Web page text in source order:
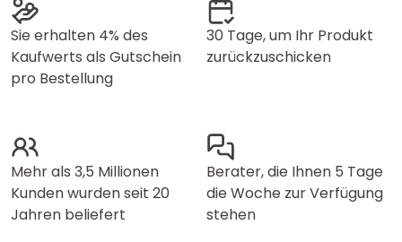
Sie erhalten 4% des
Kaufwerts als Gutschein
pro Bestellung
30 Tage, um Ihr Produkt
zurückzuschicken
Mehr als 3,5 Millionen
Kunden wurden seit 20
Jahren beliefert
Berater, die Ihnen 5 Tage
die Woche zur Verfügung
stehen